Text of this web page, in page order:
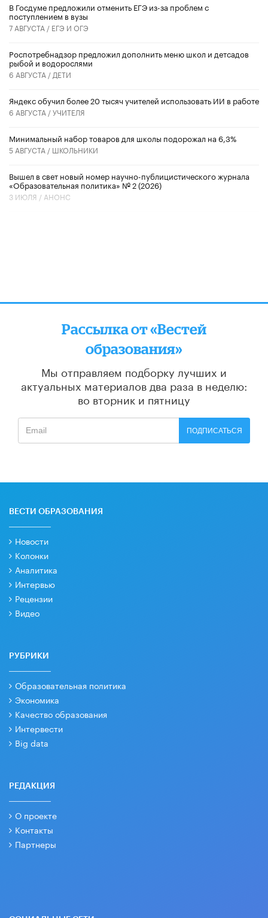
В Госдуме предложили отменить ЕГЭ из-за проблем с
поступлением в вузы
7 АВГУСТА / ЕГЭ И ОГЭ
Роспотребнадзор предложил дополнить меню школ и детсадов
рыбой и водорослями
6 АВГУСТА / ДЕТИ
​Яндекс обучил более 20 тысяч учителей использовать ИИ в работе
6 АВГУСТА /УЧИТЕЛЯ
Минимальный набор товаров для школы подорожал на 6,3%
5 АВГУСТА / ШКОЛЬНИКИ
Вышел в свет новый номер научно-публицистического журнала
«Образовательная политика» № 2 (2026)
3 ИЮЛЯ / АНОНС
Рассылка от «Вестей
образования»
Мы отправляем подборку лучших и
актуальных материалов два раза в неделю:
во вторник и пятницу
ПОДПИСАТЬСЯ
ВЕСТИ ОБРАЗОВАНИЯ
Новости
Колонки
Аналитика
Интервью
Рецензии
Видео
РУБРИКИ
Образовательная политика
Экономика
Качество образования
Интервести
Big data
РЕДАКЦИЯ
О проекте
Контакты
Партнеры